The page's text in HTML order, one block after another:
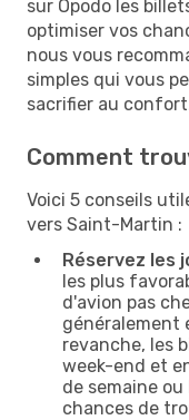
sur Opodo les
optimiser vos
nous vous
simples qui vous
sacrifier au
Comment
Voici 5 conseils
vers Saint-Martin :
Réservez les
les plus
d'avion pas
généralement
revanche, les
week-end et
de semaine
chances de